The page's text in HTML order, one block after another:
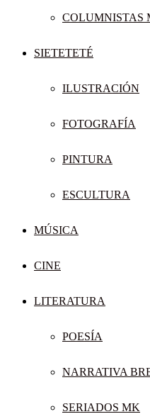
COLUMNISTAS
SIETETETÉ
ILUSTRACIÓN
FOTOGRAFÍA
PINTURA
ESCULTURA
MÚSICA
CINE
LITERATURA
POESÍA
NARRATIVA
SERIADOS MK